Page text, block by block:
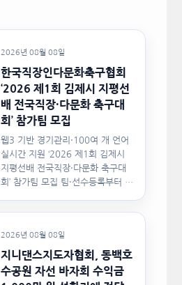
2026년 08월 08일
한국직장인다문화축구협회
‘2026 제1회 김제시 지평선
배 전국직장·다문화 축구대
회’ 참가팀 모집
웹3 기반 경기관리·100여 개 언어
실시간 지원 ‘2026 제1회 김제시
지평선배 전국직장·다문화 축구대
회’ 참가팀 모집 팀·선수등록부터 경
2026년 08월 08일
지니댄스지도자협회, 동백호
수공원 자선 바자회 수익금